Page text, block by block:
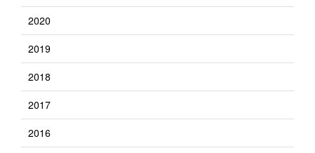
2020
2019
2018
2017
2016